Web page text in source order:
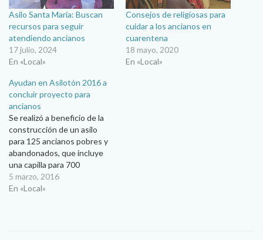
Asilo Santa María: Buscan
recursos para seguir
atendiendo ancianos
17 julio, 2024
En «Local»
Consejos de religiosas para
cuidar a los ancianos en
cuarentena
18 mayo, 2020
En «Local»
Ayudan en Asilotón 2016 a
concluir proyecto para
ancianos
Se realizó a beneficio de la
construcción de un asilo
para 125 ancianos pobres y
abandonados, que incluye
una capilla para 700
personas…¡Todavía puedes
ayudar! Ana María Ibarra
5 marzo, 2016
En «Local»